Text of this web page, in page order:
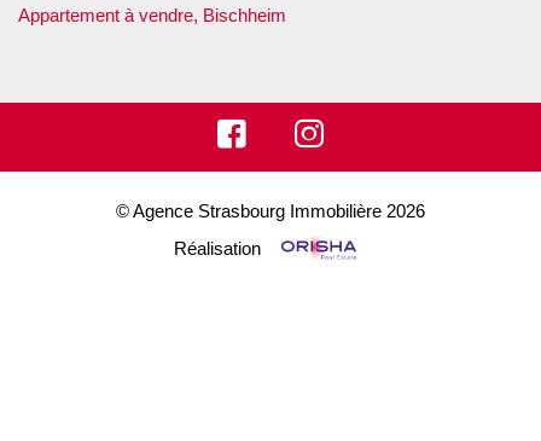
Appartement à vendre, Bischheim
© Agence Strasbourg Immobilière 2026
Réalisation